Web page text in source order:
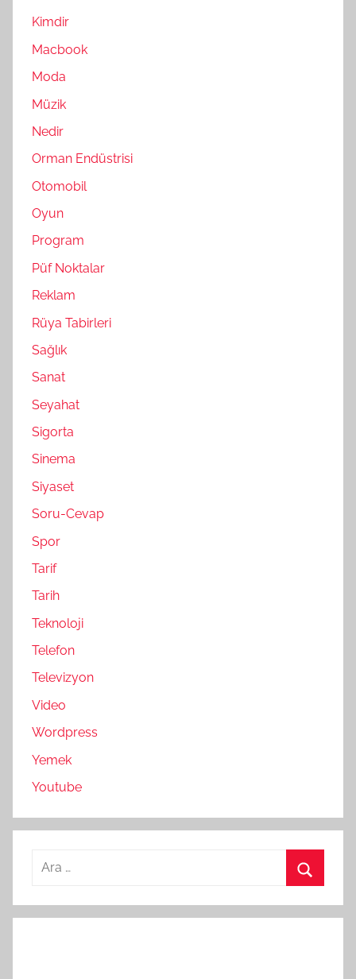
Kimdir
Macbook
Moda
Müzik
Nedir
Orman Endüstrisi
Otomobil
Oyun
Program
Püf Noktalar
Reklam
Rüya Tabirleri
Sağlık
Sanat
Seyahat
Sigorta
Sinema
Siyaset
Soru-Cevap
Spor
Tarif
Tarih
Teknoloji
Telefon
Televizyon
Video
Wordpress
Yemek
Youtube
Arama: